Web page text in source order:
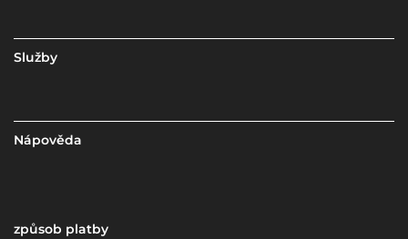
Služby
Nápověda
způsob platby